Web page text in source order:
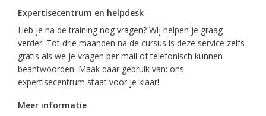
Expertisecentrum en helpdesk
Heb je na de training nog vragen? Wij helpen je graag
verder. Tot drie maanden na de cursus is deze service zelfs
gratis als we je vragen per mail of telefonisch kunnen
beantwoorden. Maak daar gebruik van: ons
expertisecentrum staat voor je klaar!
Meer informatie